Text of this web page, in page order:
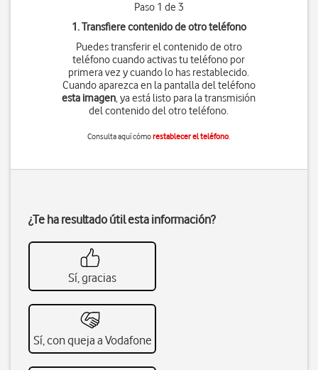
Paso 1 de 3
1. Transfiere contenido de otro teléfono
Puedes transferir el contenido de otro
teléfono cuando activas tu teléfono por
primera vez y cuando lo has restablecido.
Cuando aparezca en la pantalla del teléfono
esta imagen, ya está listo para la transmisión
del contenido del otro teléfono.
Consulta aquí cómorestablecer el teléfono.
¿Te ha resultado útil esta información?
Sí, gracias
Sí, con queja a Vodafone